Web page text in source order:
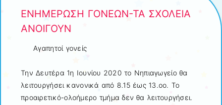
ΕΝΗΜΕΡΩΣΗ ΓΟΝΕΩΝ-ΤΑ ΣΧΟΛΕΙΑ
ΑΝΟΙΓΟΥΝ
Αγαπητοί γονείς
Την Δευτέρα 1η Ιουνίου 2020 το Νηπιαγωγείο θα
λειτουργήσει κανονικά από 8.15 έως 13.οο. Το
προαιρετικό-ολοήμερο τμήμα δεν θα λειτουργήσει.